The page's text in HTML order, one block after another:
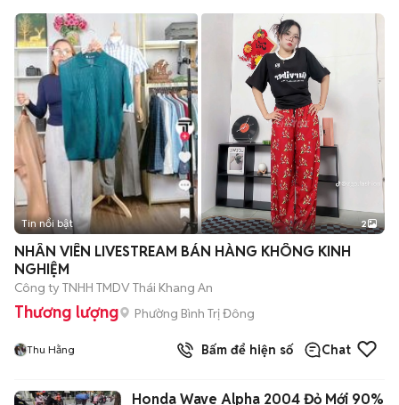
Tin nổi bật 2
NHÂN VIÊN LIVESTREAM BÁN HÀNG KHÔNG KINH
NGHIỆM
Công ty TNHH TMDV Thái Khang An
Thương lượng Phường Bình Trị Đông
Thu Hằng Bấm để hiện số Chat
Honda Wave Alpha 2004 Đỏ Mới 90%